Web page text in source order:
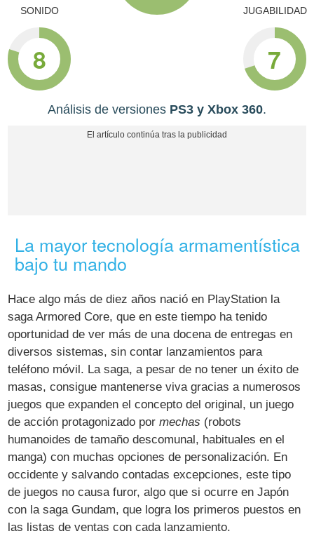
SONIDO
8
JUGABILIDAD
7
Análisis de versiones PS3 y Xbox 360.
La mayor tecnología armamentística
bajo tu mando
Hace algo más de diez años nació en PlayStation la
saga Armored Core, que en este tiempo ha tenido
oportunidad de ver más de una docena de entregas en
diversos sistemas, sin contar lanzamientos para
teléfono móvil. La saga, a pesar de no tener un éxito de
masas, consigue mantenerse viva gracias a numerosos
juegos que expanden el concepto del original, un juego
de acción protagonizado pormechas (robots
humanoides de tamaño descomunal, habituales en el
manga) con muchas opciones de personalización. En
occidente y salvando contadas excepciones, este tipo
de juegos no causa furor, algo que si ocurre en Japón
con la saga Gundam, que logra los primeros puestos en
las listas de ventas con cada lanzamiento.